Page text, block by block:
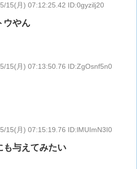
15(月) 07:12:25.42 ID:0gyzilj20
ウやん
15(月) 07:13:50.76 ID:ZgOsnf5n0
15(月) 07:15:19.76 ID:lMUImN3I0
も与えてみたい